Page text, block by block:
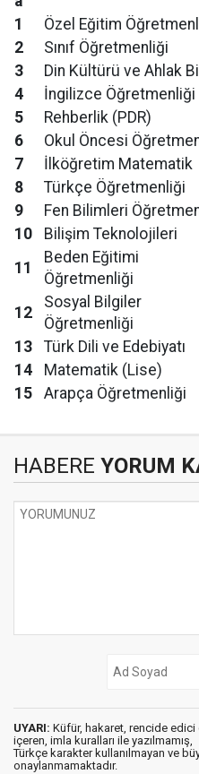
1
Özel Eğitim
2
Sınıf Öğretmenliği
3
Din Kültürü ve Ahlak
4
İngilizce Öğretmenliği
5
Rehberlik (PDR)
6
Okul Öncesi
7
İlköğretim Matematik
8
Türkçe Öğretmenliği
9
Fen Bilimleri
10
Bilişim Teknolojileri
11
Beden Eğitimi
Öğretmenliği
12
Sosyal Bilgiler
Öğretmenliği
13
Türk Dili ve Edebiyatı
14
Matematik (Lise)
15
Arapça Öğretmenliği
HABERE YORUM
UYARI: Küfür, hakaret, rencide edici
içeren, imla kuralları ile yazılmamış,
Türkçe karakter kullanılmayan ve
onaylanmamaktadır.